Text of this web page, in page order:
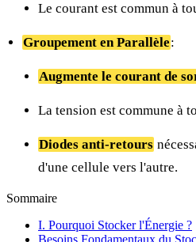
Le courant est commun à
Groupement en Parallèle:
Augmente le courant de
La tension est commune à
Diodes anti-retours
d'une cellule vers l'autre.
Sommaire
I. Pourquoi Stocker l'Énergie ?